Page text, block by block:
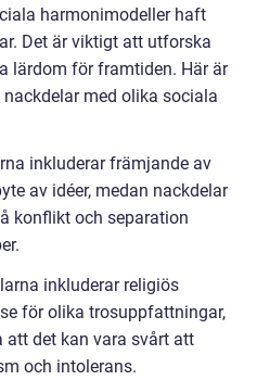
harmonimodeller haft
Det är viktigt att utforska
lärdom för framtiden. Här är
med olika sociala
inkluderar främjande av
av idéer, medan nackdelar
konflikt och separation
inkluderar religiös
för olika trosuppfattningar,
att det kan vara svårt att
och intolerans.